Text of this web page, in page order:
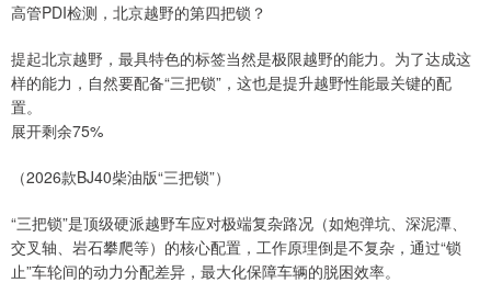
高管PDI检测，北京越野的第四把锁？
提起北京越野，最具特色的标签当然是极限越野的能力。为了达成这
样的能力，自然要配备“三把锁”，这也是提升越野性能最关键的配
置。
展开剩余75%
（2026款BJ40柴油版“三把锁”）
“三把锁”是顶级硬派越野车应对极端复杂路况（如炮弹坑、深泥潭、
交叉轴、岩石攀爬等）的核心配置，工作原理倒是不复杂，通过“锁
止”车轮间的动力分配差异，最大化保障车辆的脱困效率。